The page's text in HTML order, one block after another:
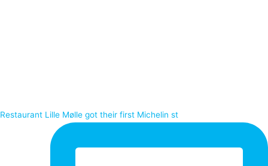
Restaurant Lille Mølle got their first Michelin st